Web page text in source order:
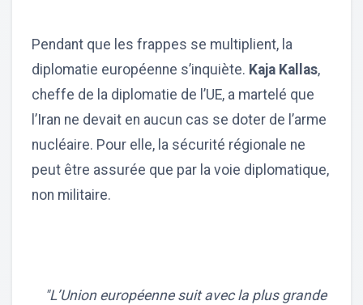
Pendant que les frappes se multiplient, la
diplomatie européenne s’inquiète. Kaja Kallas,
cheffe de la diplomatie de l’UE, a martelé que
l’Iran ne devait en aucun cas se doter de l’arme
nucléaire. Pour elle, la sécurité régionale ne
peut être assurée que par la voie diplomatique,
non militaire.
"L’Union européenne suit avec la plus grande